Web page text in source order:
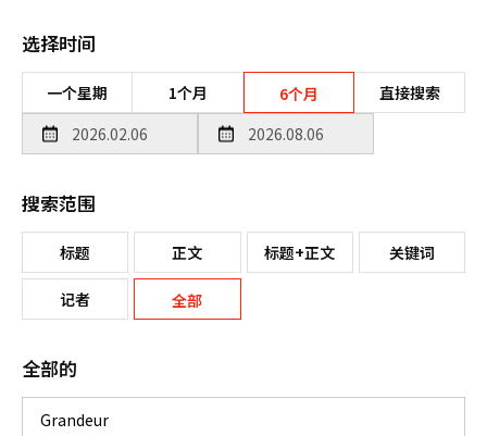
选择时间
一个星期 1个月 6个月 直接搜索
搜索范围
标题 正文 标题+正文 关键词
记者 全部
全部的